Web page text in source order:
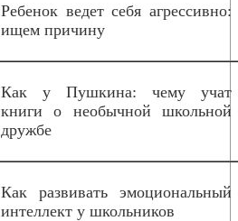
Ребенок ведет себя агрессивно:
ищем причину
Как у Пушкина: чему учат
книги о необычной школьной
дружбе
Как развивать эмоциональный
интеллект у школьников